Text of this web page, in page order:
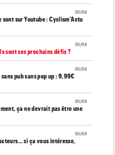
05/08
sont sur Youtube : Cyclism'Actu
05/08
sont ses prochains défis ?
05/08
pub sans pop up : 9,99€
05/08
ça ne devrait pas être une
05/08
si ça vous intéresse,